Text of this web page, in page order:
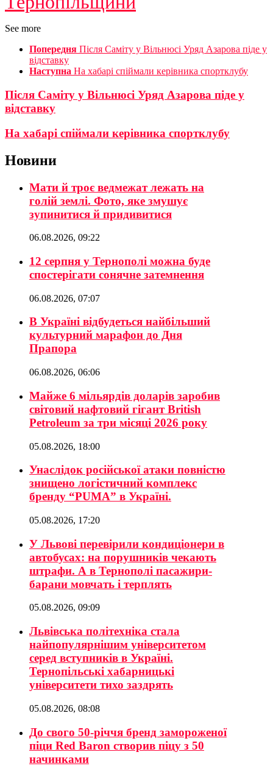
See more
Попередня Після Саміту у Вільнюсі Уряд Азарова піде у
відставку
Наступна На хабарі спіймали керівника спортклубу
Після Саміту у Вільнюсі Уряд Азарова піде у
відставку
На хабарі спіймали керівника спортклубу
Новини
Мати й троє ведмежат лежать на
голій землі. Фото, яке змушує
зупинитися й придивитися
06.08.2026, 09:22
12 серпня у Тернополі можна буде
спостерігати сонячне затемнення
06.08.2026, 07:07
В Україні відбудеться найбільший
культурний марафон до Дня
Прапора
06.08.2026, 06:06
Майже 6 мільярдів доларів заробив
світовий нафтовий гігант British
Petroleum за три місяці 2026 року
05.08.2026, 18:00
Унаслідок російської атаки повністю
знищено логістичний комплекс
бренду “PUMA” в Україні.
05.08.2026, 17:20
У Львові перевірили кондиціонери в
автобусах: на порушників чекають
штрафи. А в Тернополі пасажири-
барани мовчать і терплять
05.08.2026, 09:09
Львівська політехніка стала
найпопулярнішим університетом
серед вступників в Україні.
Тернопільські хабарницькі
університети тихо заздрять
05.08.2026, 08:08
До свого 50-річчя бренд замороженої
піци Red Baron створив піцу з 50
начинками